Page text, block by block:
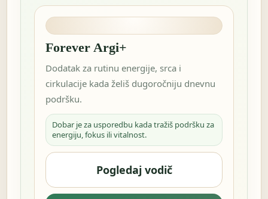
Forever Argi+
Dodatak za rutinu energije, srca i
cirkulacije kada želiš dugoročniju dnevnu
podršku.
Dobar je za usporedbu kada tražiš podršku za
energiju, fokus ili vitalnost.
Pogledaj vodič